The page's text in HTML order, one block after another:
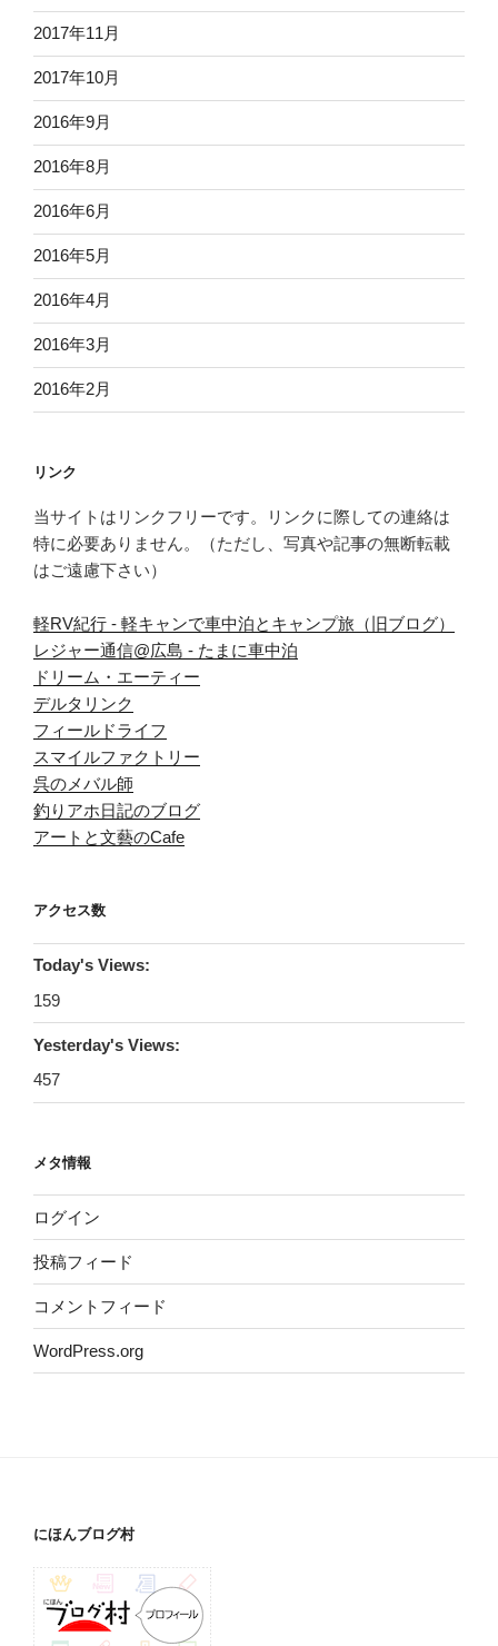
2017年11月
2017年10月
2016年9月
2016年8月
2016年6月
2016年5月
2016年4月
2016年3月
2016年2月
リンク
当サイトはリンクフリーです。リンクに際しての連絡は
特に必要ありません。（ただし、写真や記事の無断転載
はご遠慮下さい）
軽RV紀行 - 軽キャンで車中泊とキャンプ旅（旧ブログ）
レジャー通信@広島 - たまに車中泊
ドリーム・エーティー
デルタリンク
フィールドライフ
スマイルファクトリー
呉のメバル師
釣りアホ日記のブログ
アートと文藝のCafe
アクセス数
Today's Views:
159
Yesterday's Views:
457
メタ情報
ログイン
投稿フィード
コメントフィード
WordPress.org
にほんブログ村